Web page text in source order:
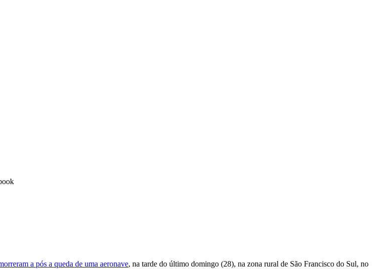
a pós a queda de uma aeronave, na tarde do último domingo (28), na zona rural de São Francisco do Sul, no